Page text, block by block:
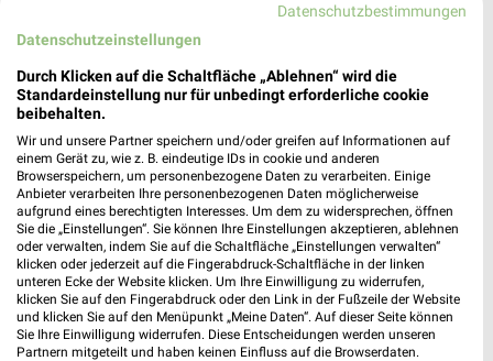
15,4 km
Angebote ab 03.08.
Noch morgen gültig
36,2 km
Noch heute gültig
XXXLutz XXXLutz
Datenschutzbestimmungen
Datenschutzeinstellungen
Durch Klicken auf die Schaltfläche „Ablehnen“ wird die
Standardeinstellung nur für unbedingt erforderliche cookie
beibehalten.
Wir und unsere Partner speichern und/oder greifen auf Informationen auf
einem Gerät zu, wie z. B. eindeutige IDs in cookie und anderen
Browserspeichern, um personenbezogene Daten zu verarbeiten. Einige
Anbieter verarbeiten Ihre personenbezogenen Daten möglicherweise
aufgrund eines berechtigten Interesses. Um dem zu widersprechen, öffnen
Sie die „Einstellungen“. Sie können Ihre Einstellungen akzeptieren, ablehnen
oder verwalten, indem Sie auf die Schaltfläche „Einstellungen verwalten“
klicken oder jederzeit auf die Fingerabdruck-Schaltfläche in der linken
unteren Ecke der Website klicken. Um Ihre Einwilligung zu widerrufen,
klicken Sie auf den Fingerabdruck oder den Link in der Fußzeile der Website
und klicken Sie auf den Menüpunkt „Meine Daten“. Auf dieser Seite können
Sie Ihre Einwilligung widerrufen. Diese Entscheidungen werden unseren
Partnern mitgeteilt und haben keinen Einfluss auf die Browserdaten.